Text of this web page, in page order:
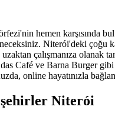
hemen karşısında
Niterói'deki çoğu
çalışmanıza olanak
Café ve Barna Burger
online hayatınızla
şehirler Niterói